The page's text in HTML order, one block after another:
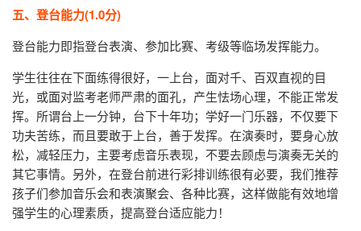
五、登台能力(1.0分)
登台能力即指登台表演、参加比赛、考级等临场发挥能力。
学生往往在下面练得很好，一上台，面对千、百双直视的目
光，或面对监考老师严肃的面孔，产生怯场心理，不能正常发
挥。所谓台上一分钟，台下十年功；学好一门乐器，不仅要下
功夫苦练，而且要敢于上台，善于发挥。在演奏时，要身心放
松，减轻压力，主要考虑音乐表现，不要去顾虑与演奏无关的
其它事情。另外，在登台前进行彩排训练很有必要，我们推荐
孩子们参加音乐会和表演聚会、各种比赛，这样做能有效地增
强学生的心理素质，提高登台适应能力！